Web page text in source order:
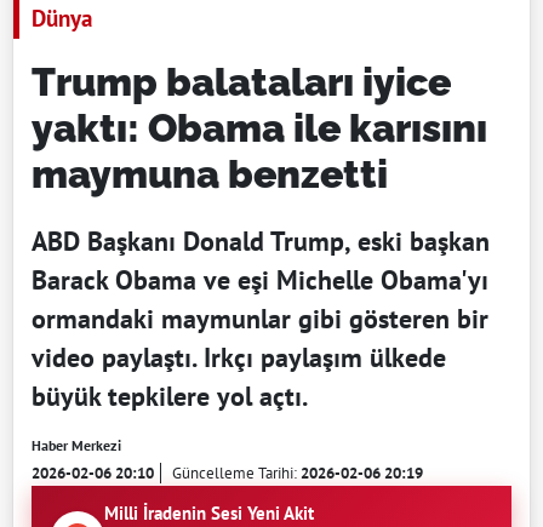
Dünya
Trump balataları iyice
yaktı: Obama ile karısını
maymuna benzetti
ABD Başkanı Donald Trump, eski başkan
Barack Obama ve eşi Michelle Obama'yı
ormandaki maymunlar gibi gösteren bir
video paylaştı. Irkçı paylaşım ülkede
büyük tepkilere yol açtı.
Haber Merkezi
2026-02-06 20:10 Güncelleme Tarihi:2026-02-06 20:19
Milli İradenin Sesi Yeni Akit